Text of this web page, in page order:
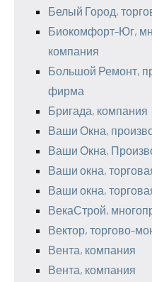
Белый Город,
Биокомфорт-Юг,
компания
Большой Ремонт,
фирма
Бригада, компания
Ваши Окна,
Ваши Окна,
Ваши окна,
Ваши окна,
ВекаСтрой,
Вектор, торгово-
Вента, компания
Вента, компания